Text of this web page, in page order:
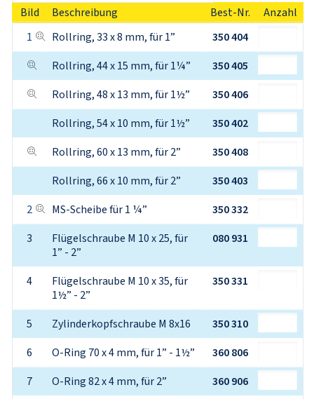
Bild Beschreibung Best-Nr.
Anzahl
1
Rollring, 33 x 8 mm, für 1”
350 404
Rollring, 44 x 15 mm, für 1¼”
350 405
Rollring, 48 x 13 mm, für 1½”
350 406
Rollring, 54 x 10 mm, für 1½”
350 402
Rollring, 60 x 13 mm, für 2”
350 408
Rollring, 66 x 10 mm, für 2”
350 403
2
MS-Scheibe für 1 ¼”
350 332
3
Flügelschraube M 10 x 25, für
1” - 2”
080 931
4
Flügelschraube M 10 x 35, für
1½” - 2”
350 331
5 Zylinderkopfschraube M 8x16
350 310
6
O-Ring 70 x 4 mm, für 1” - 1½”
360 806
7
O-Ring 82 x 4 mm, für 2”
360 906